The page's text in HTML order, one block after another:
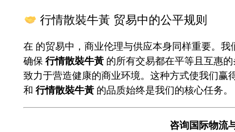
行情散裝牛黃 贸易中的公平规则
在 的贸易中，商业伦理与供应本身同样重要。
确保 行情散裝牛黃 的所有交易都在平等且互惠
致力于营造健康的商业环境。这种方式使我们赢
和 行情散裝牛黃 的品质始终是我们的核心任务。
咨询国际物流